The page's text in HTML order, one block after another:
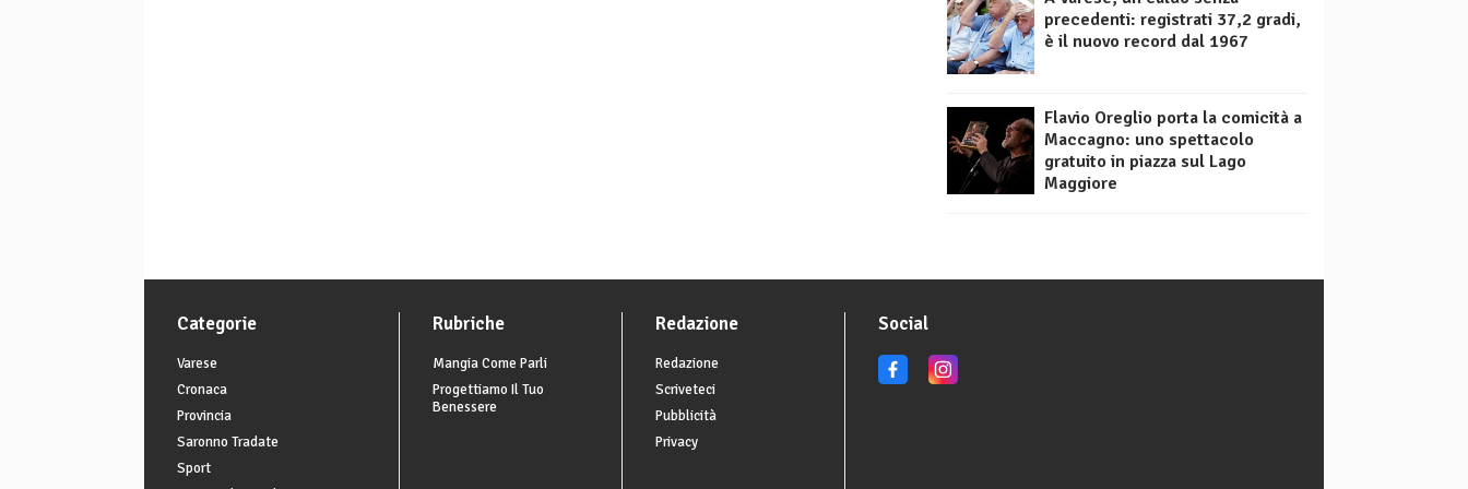
precedenti: registrati 37,2 gradi,
è il nuovo record dal 1967
Flavio Oreglio porta la comicità a
Maccagno: uno spettacolo
gratuito in piazza sul Lago
Maggiore
Categorie
Varese
Cronaca
Provincia
Saronno Tradate
Sport
Rubriche
Mangia Come Parli
Progettiamo Il Tuo
Benessere
Redazione
Redazione
Scriveteci
Pubblicità
Privacy
Social